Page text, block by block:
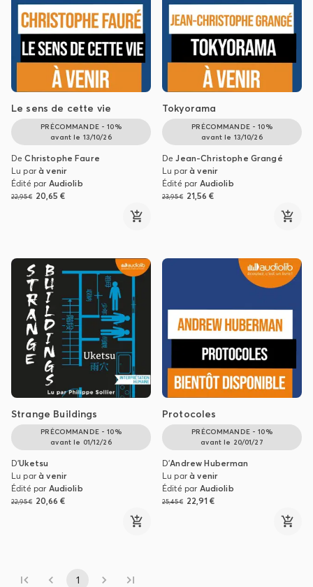
Le sens de cette vie
PRÉCOMMANDE - 10%
avant le 13/10/26
DeChristophe Faure
Lu parà venir
Édité par Audiolib
22,95 € 20,65 €
Tokyorama
PRÉCOMMANDE - 10%
avant le 13/10/26
DeJean-Christophe Grangé
Lu parà venir
Édité par Audiolib
23,95 € 21,56 €
Strange Buildings
PRÉCOMMANDE - 10%
avant le 01/12/26
D'Uketsu
Lu parà venir
Édité par Audiolib
22,95 € 20,66 €
Protocoles
PRÉCOMMANDE - 10%
avant le 20/01/27
D'Andrew Huberman
Lu parà venir
Édité par Audiolib
25,45 € 22,91 €
1